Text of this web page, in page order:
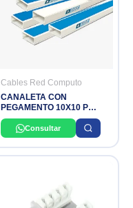
Cables Red Computo
CANALETA CON
PEGAMENTO 10X10 PVC
SCHUBERT
Consultar